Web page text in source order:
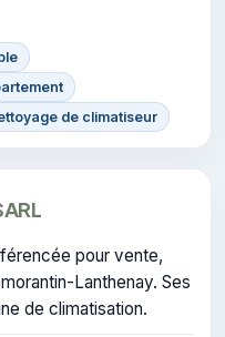
de climatiseur
pour vente,
Lanthenay. Ses
de climatisation.